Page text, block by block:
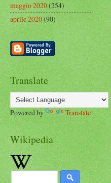
maggio 2020(254)
aprile 2020(90)
Translate
Powered by Translate
Wikipedia